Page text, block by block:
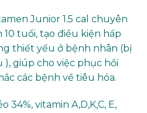
Junior 1.5 cal chuyên
tuổi, tạo điều kiện hấp
thiết yếu ở bệnh nhân (bị
giúp cho việc phục hồi
các bệnh về tiêu hóa.
34%, vitamin A,D,K,C, E,